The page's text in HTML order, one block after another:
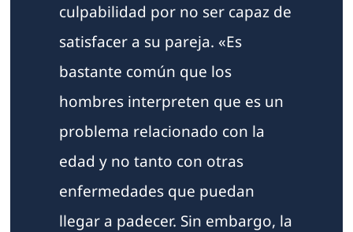
culpabilidad por no ser capaz de
satisfacer a su pareja. «Es
bastante común que los
hombres interpreten que es un
problema relacionado con la
edad y no tanto con otras
enfermedades que puedan
llegar a padecer. Sin embargo, la